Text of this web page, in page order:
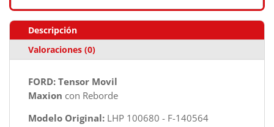
Descripción
Valoraciones (0)
FORD: Tensor Movil
Maxion con Reborde
Modelo Original: LHP 100680 - F-140564